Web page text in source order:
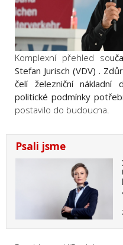
Komplexní přehled so
Stefan Jurisch (VDV) .
čelí železniční
politické podmínky
postavilo do budoucna.
Psali jsme